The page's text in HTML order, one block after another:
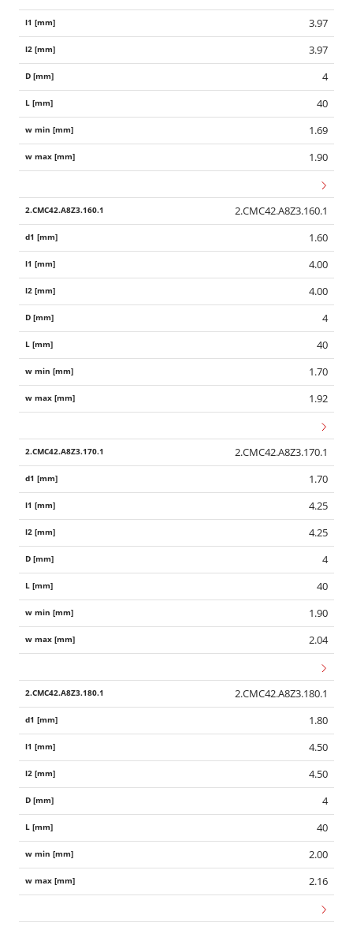
3.97
3.97
4
40
1.69
1.90
2.CMC42.A8Z3.160.1
1.60
4.00
4.00
4
40
1.70
1.92
2.CMC42.A8Z3.170.1
1.70
4.25
4.25
4
40
1.90
2.04
2.CMC42.A8Z3.180.1
1.80
4.50
4.50
4
40
2.00
2.16